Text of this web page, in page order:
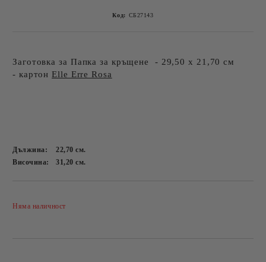
Код: СБ27143
Заготовка за Папка за кръщене - 29,50 х 21,70 см
- картон Elle Erre Rosa
Дължина: 22,70см.
Височина:
31,20см.
Няма наличност